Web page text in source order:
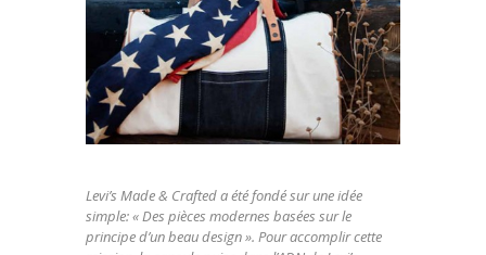
Levi’s Made & Crafted a été fondé sur une idée
simple: « Des pièces modernes basées sur le
principe d’un beau design ». Pour accomplir cette